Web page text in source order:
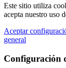
Este sitio utiliza
acepta nuestro uso
Aceptar
general
Configuración